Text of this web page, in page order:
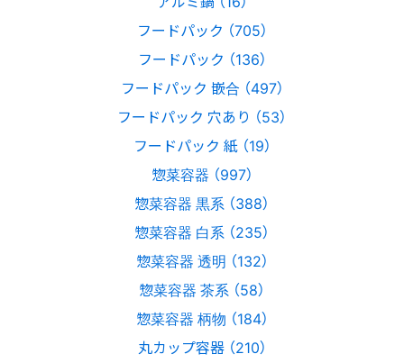
フードパック （705）
フードパック （136）
フードパック 嵌合 （497）
フードパック 穴あり （53）
フードパック 紙 （19）
惣菜容器 （997）
惣菜容器 黒系 （388）
惣菜容器 白系 （235）
惣菜容器 透明 （132）
惣菜容器 茶系 （58）
惣菜容器 柄物 （184）
丸カップ容器 （210）